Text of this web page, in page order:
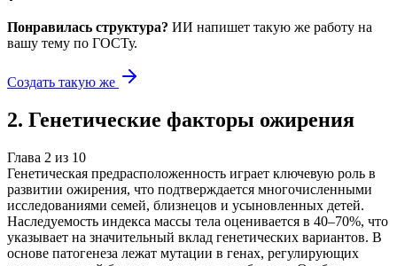
Понравилась структура? ИИ напишет такую же работу на
вашу тему по ГОСТу.
Создать такую же
2. Генетические факторы ожирения
Глава 2 из 10
Генетическая предрасположенность играет ключевую роль в
развитии ожирения, что подтверждается многочисленными
исследованиями семей, близнецов и усыновленных детей.
Наследуемость индекса массы тела оценивается в 40–70%, что
указывает на значительный вклад генетических вариантов. В
основе патогенеза лежат мутации в генах, регулирующих